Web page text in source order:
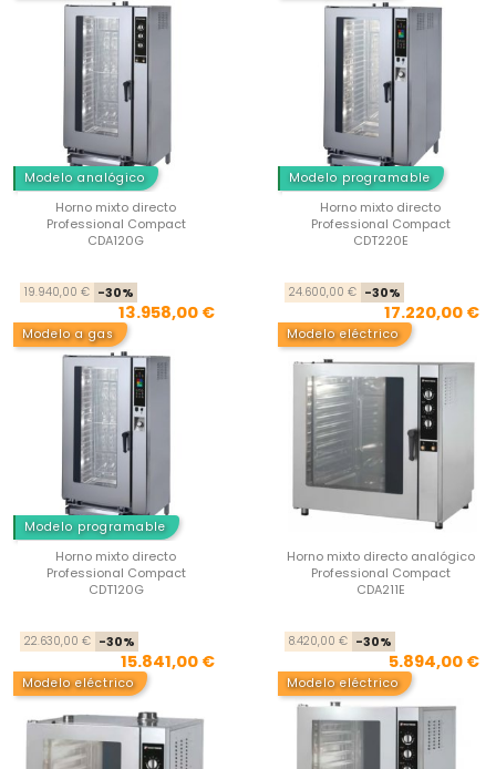
Modelo analógico
Horno mixto directo
Professional Compact
CDA120G
Precio base
19.940,00 € -30%
13.958,00 €
Modelo programable
Horno mixto directo
Professional Compact
CDT220E
24.600,00 € -30%
17.220,00 €
Modelo a gas
Modelo programable
Horno mixto directo
Professional Compact
CDT120G
Precio base
22.630,00 € -30%
15.841,00 €
Modelo eléctrico
Horno mixto directo analógico
Professional Compact
CDA211E
8.420,00 € -30%
5.894,00 €
Modelo eléctrico Modelo eléctrico